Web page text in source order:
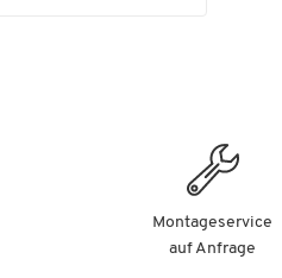
Montageservice
auf Anfrage